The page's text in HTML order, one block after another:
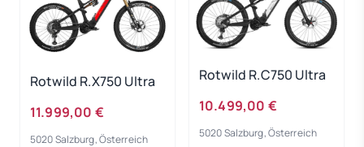
Rotwild R.X750 Ultra
11.999,00 €
5020 Salzburg, Österreich
Rotwild R.C750 Ultra
10.499,00 €
5020 Salzburg, Österreich